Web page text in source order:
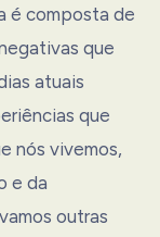
é composta de
que
atuais
que
nós vivemos,
e da
outras